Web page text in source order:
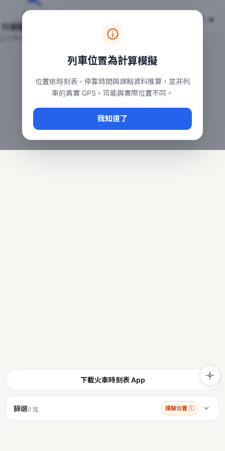
台鐵列車即時位置地圖
本頁顯示目前全台鐵運行中的列車位置，涵蓋自強、普悠瑪、
常用查詢：
、台中車站即時動態
台鐵即時動態
下載火車時刻表 App
篩選0 班 模擬位置 ⓘ
列車位置為計算模擬
位置依時刻表、停靠時間與誤點資料推算，並非列
車的真實 GPS，可能與實際位置不同。
我知道了
列車動態載入中…